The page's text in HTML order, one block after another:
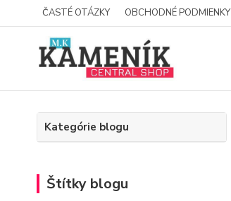
ČASTÉ OTÁZKY OBCHODNÉ PODMIENKY
Kategórie blogu
Štítky blogu